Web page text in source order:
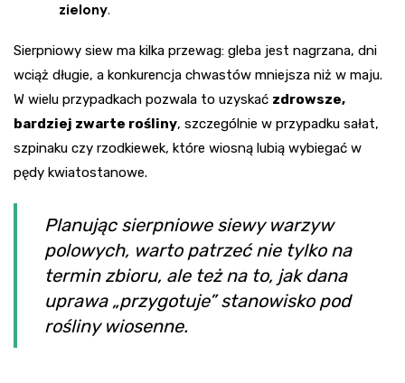
zielony.
Sierpniowy siew ma kilka przewag: gleba jest nagrzana, dni
wciąż długie, a konkurencja chwastów mniejsza niż w maju.
W wielu przypadkach pozwala to uzyskać zdrowsze,
bardziej zwarte rośliny, szczególnie w przypadku sałat,
szpinaku czy rzodkiewek, które wiosną lubią wybiegać w
pędy kwiatostanowe.
Planując sierpniowe siewy warzyw
polowych, warto patrzeć nie tylko na
termin zbioru, ale też na to, jak dana
uprawa „przygotuje” stanowisko pod
rośliny wiosenne.